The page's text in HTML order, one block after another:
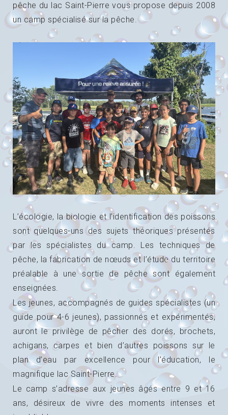
pêche du lac Saint-Pierre vous propose depuis 2008
un camp spécialisé sur la pêche.
L’écologie, la biologie et l’identification des poissons
sont quelques-uns des sujets théoriques présentés
par les spécialistes du camp. Les techniques de
pêche, la fabrication de nœuds et l’étude du territoire
préalable à une sortie de pêche sont également
enseignées.
Les jeunes, accompagnés de guides spécialistes (un
guide pour 4-6 jeunes), passionnés et expérimentés,
auront le privilège de pêcher des dorés, brochets,
achigans, carpes et bien d’autres poissons sur le
plan d’eau par excellence pour l’éducation, le
magnifique lac Saint-Pierre.
Le camp s’adresse aux jeunes âgés entre 9 et 16
ans, désireux de vivre des moments intenses et